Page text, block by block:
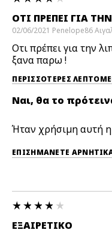
ΟΤΙ ΠΡΈΠΕΙ ΓΙΑ
02/06/2021 Penelope86
Οτι πρέπει για την
ξανα παρω !
ΠΕΡΙΣΣΌΤΕΡΕΣ
Ναι, θα το
Ήταν χρήσιμη αυτή
ΕΞΑΙΡΕΤΙΚΟ